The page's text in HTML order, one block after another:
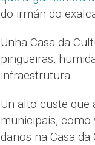
do irmán do
Unha Casa da
pingueiras,
infraestrutura.
Un alto custe que
municipais, como
danos na Casa